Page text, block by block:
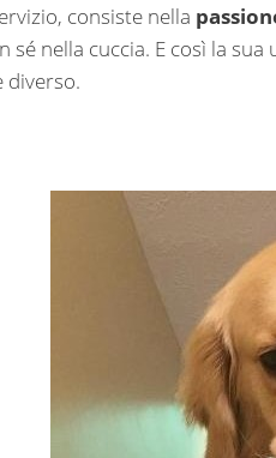
consiste nella
sé nella cuccia. E così la
diverso.